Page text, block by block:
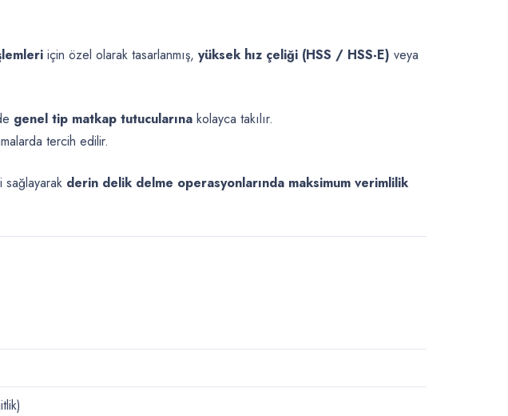
için özel olarak tasarlanmış, yüksek hız çeliği (HSS / HSS-E) veya
genel tip matkap tutucularına kolayca takılır.
tercih edilir.
sağlayarak derin delik delme operasyonlarında maksimum verimlilik